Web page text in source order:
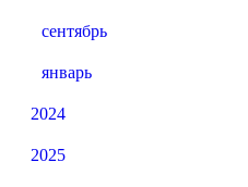
сентябрь
январь
2024
2025